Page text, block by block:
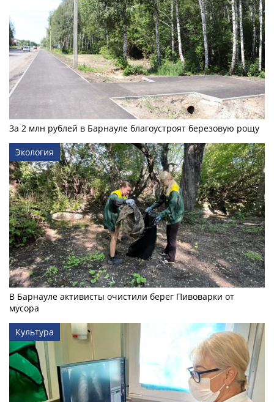
За 2 млн рублей в Барнауле благоустроят березовую рощу
Экология
В Барнауле активисты очистили берег Пивоварки от
мусора
Культура